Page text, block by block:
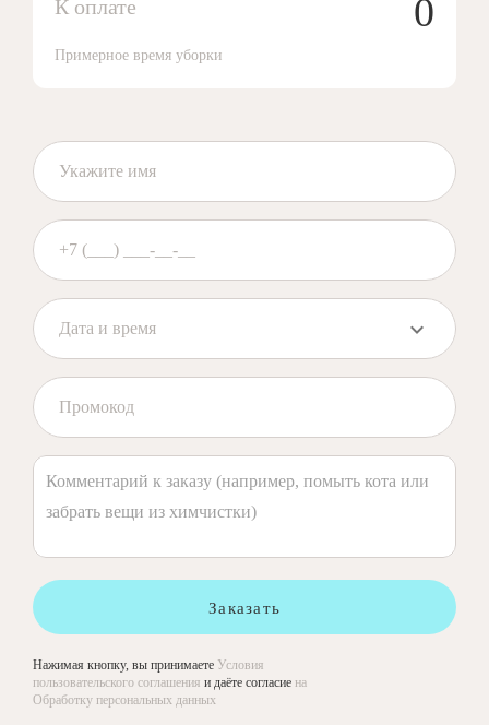
К оплате 0
Примерное время уборки
Заказать
Нажимая кнопку, вы принимаете Условия
пользовательского соглашения и даёте согласие на
Обработку персональных данных